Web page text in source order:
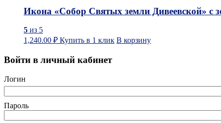
Икона «Собор Святых земли Дивеевской» с
5 из 5
1,240.00 ₽ Купить в 1 клик В корзину
Войти в личный кабинет
Логин
Пароль